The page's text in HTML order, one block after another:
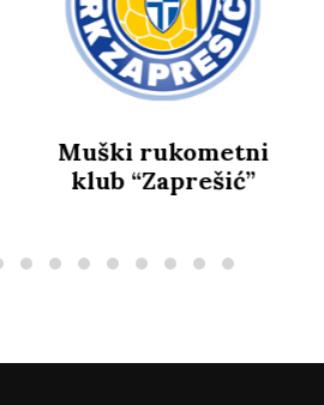
Ženski rukometni
klub “Udarnik”